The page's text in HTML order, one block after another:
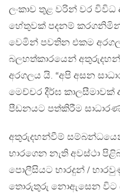
ලංකාව තුළ වරින් වර විවිධ
හේතුවක් පදනම් කරගනිමින්
වෙමින් පවතින එකම
බලහත්කාරයෙන්
අරගලය යි. “අපි අසන
මෙච්චර දීර්ඝ කාලසීමාවක්
පීඩනයට පත්කිරීම සාධාරණ
අතුරුදහන්වීම්
භාරගෙන නැති අවස්ථා
පොලීසියට භාරදුන් /
තොරුතුරු නොඇසෙන විට